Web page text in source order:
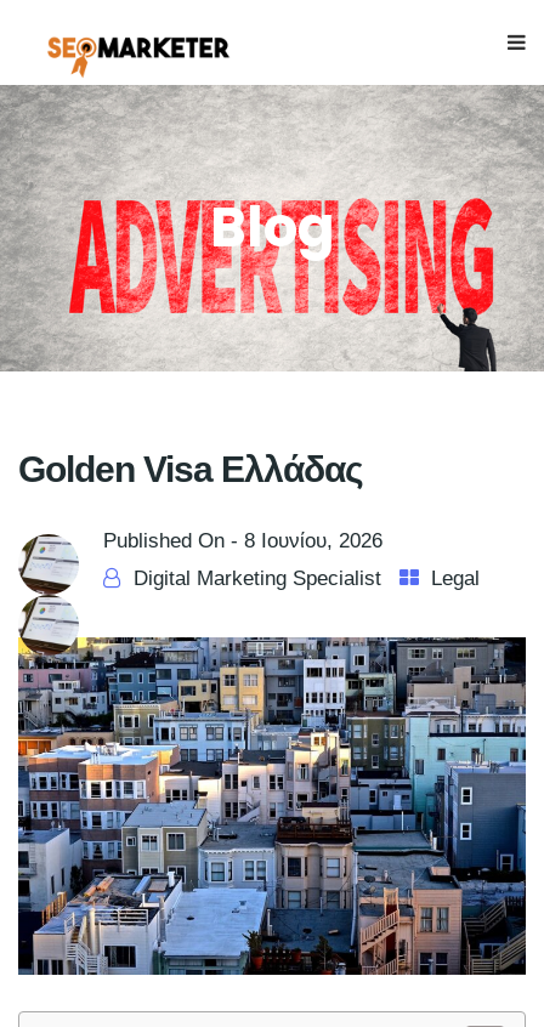
Blog
Golden Visa Ελλάδας
Published On - 8 Ιουνίου, 2026
Digital Marketing Specialist
Legal